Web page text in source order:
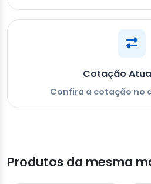
Cotação
Confira a cotação no
Produtos da mesma